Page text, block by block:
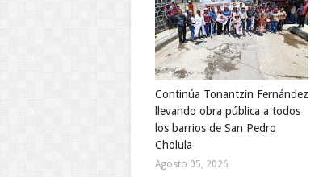
Continúa Tonantzin Fernández
llevando obra pública a todos
los barrios de San Pedro
Cholula
Agosto 05, 2026